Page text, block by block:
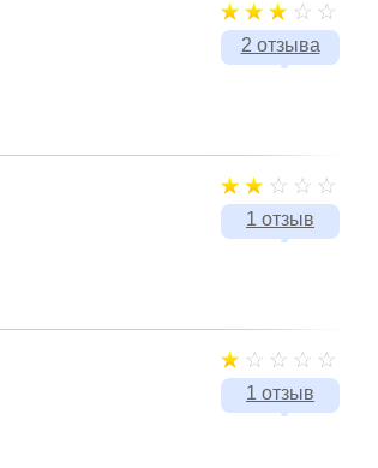
2 отзыва
1 отзыв
1 отзыв